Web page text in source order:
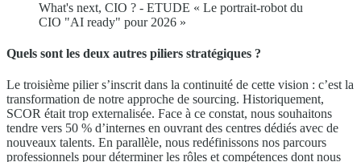
What's next, CIO ? - ETUDE « Le portrait-robot du
CIO "AI ready" pour 2026 »
Quels sont les deux autres piliers stratégiques ?
Le troisième pilier s’inscrit dans la continuité de cette vision : c’est la
transformation de notre approche de sourcing. Historiquement,
SCOR était trop externalisée. Face à ce constat, nous souhaitons
tendre vers 50 % d’internes en ouvrant des centres dédiés avec de
nouveaux talents. En parallèle, nous redéfinissons nos parcours
professionnels pour déterminer les rôles et compétences dont nous